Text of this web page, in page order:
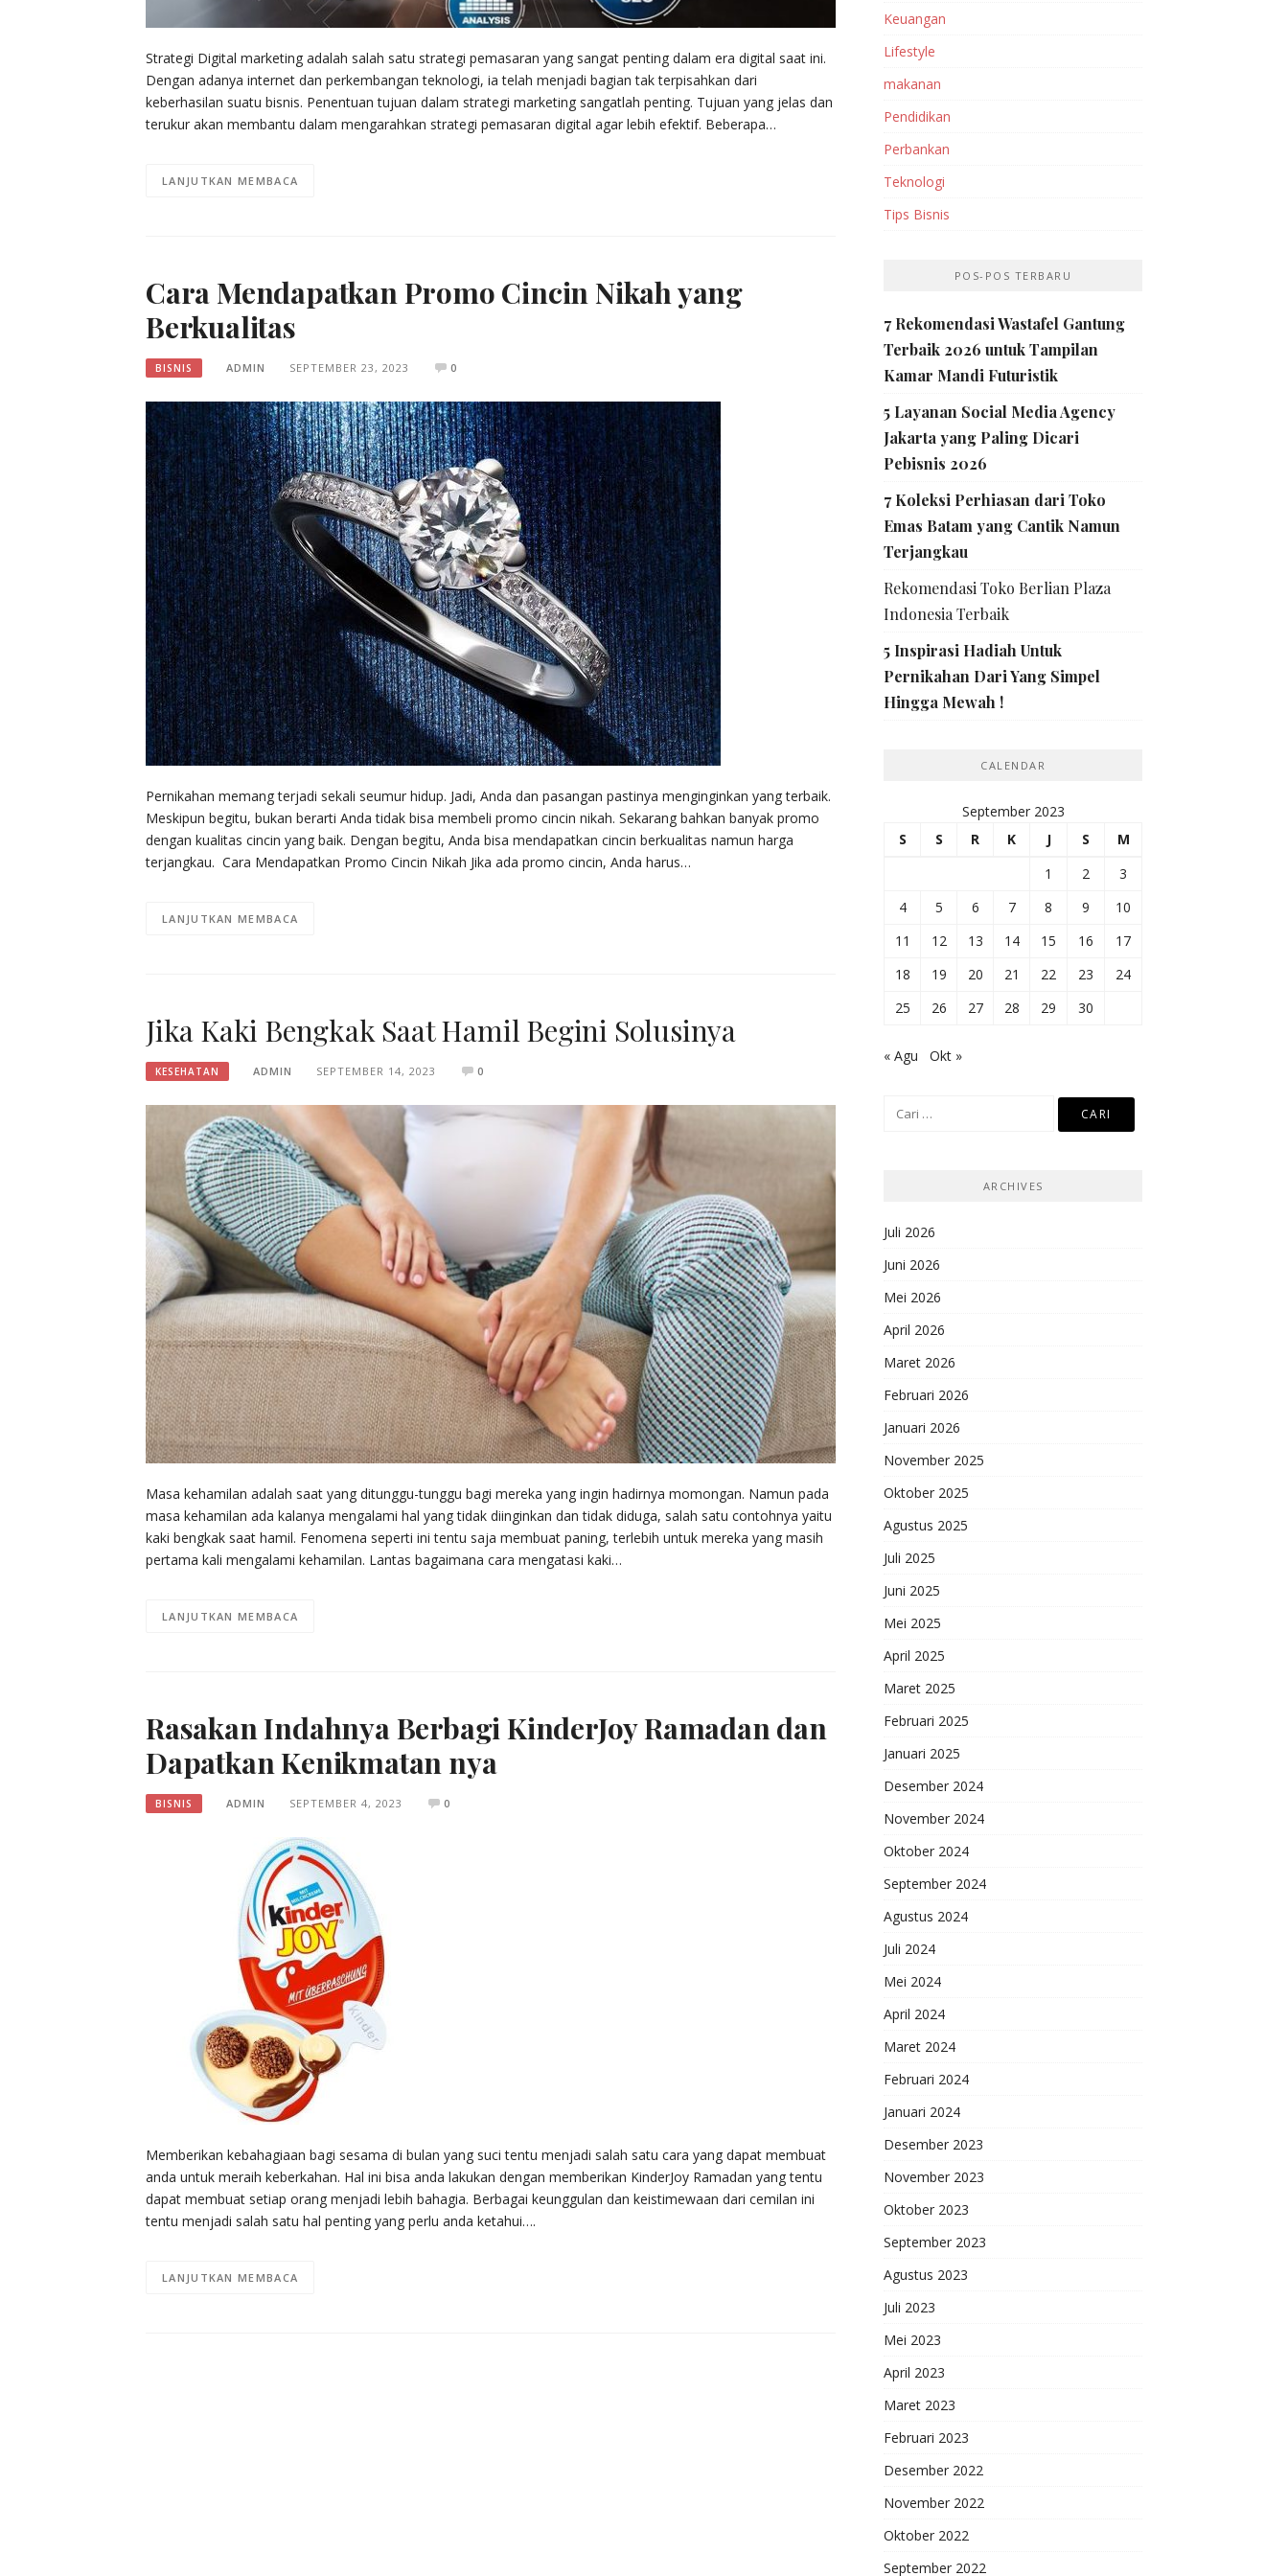
Strategi Digital marketing adalah salah satu strategi pemasaran yang sangat penting dalam era digital saat ini.
Dengan adanya internet dan perkembangan teknologi, ia telah menjadi bagian tak terpisahkan dari
keberhasilan suatu bisnis. Penentuan tujuan dalam strategi marketing sangatlah penting. Tujuan yang jelas dan
terukur akan membantu dalam mengarahkan strategi pemasaran digital agar lebih efektif. Beberapa…
LANJUTKAN MEMBACA
Cara Mendapatkan Promo Cincin Nikah yang
Berkualitas
BISNIS ADMIN SEPTEMBER 23, 2023 0
Pernikahan memang terjadi sekali seumur hidup. Jadi, Anda dan pasangan pastinya menginginkan yang terbaik.
Meskipun begitu, bukan berarti Anda tidak bisa membeli promo cincin nikah. Sekarang bahkan banyak promo
dengan kualitas cincin yang baik. Dengan begitu, Anda bisa mendapatkan cincin berkualitas namun harga
terjangkau. Cara Mendapatkan Promo Cincin Nikah Jika ada promo cincin, Anda harus…
LANJUTKAN MEMBACA
Jika Kaki Bengkak Saat Hamil Begini Solusinya
KESEHATAN ADMIN SEPTEMBER 14, 2023 0
Masa kehamilan adalah saat yang ditunggu-tunggu bagi mereka yang ingin hadirnya momongan. Namun pada
masa kehamilan ada kalanya mengalami hal yang tidak diinginkan dan tidak diduga, salah satu contohnya yaitu
kaki bengkak saat hamil. Fenomena seperti ini tentu saja membuat paning, terlebih untuk mereka yang masih
pertama kali mengalami kehamilan. Lantas bagaimana cara mengatasi kaki…
LANJUTKAN MEMBACA
Rasakan Indahnya Berbagi KinderJoy Ramadan dan
Dapatkan Kenikmatan nya
BISNIS ADMIN SEPTEMBER 4, 2023 0
Memberikan kebahagiaan bagi sesama di bulan yang suci tentu menjadi salah satu cara yang dapat membuat
anda untuk meraih keberkahan. Hal ini bisa anda lakukan dengan memberikan KinderJoy Ramadan yang tentu
dapat membuat setiap orang menjadi lebih bahagia. Berbagai keunggulan dan keistimewaan dari cemilan ini
tentu menjadi salah satu hal penting yang perlu anda ketahui….
LANJUTKAN MEMBACA
Keuangan
Lifestyle
makanan
Pendidikan
Perbankan‎
Teknologi
Tips Bisnis
POS-POS TERBARU
7 Rekomendasi Wastafel Gantung
Terbaik 2026 untuk Tampilan
Kamar Mandi Futuristik
5 Layanan Social Media Agency
Jakarta yang Paling Dicari
Pebisnis 2026
7 Koleksi Perhiasan dari Toko
Emas Batam yang Cantik Namun
Terjangkau
Rekomendasi Toko Berlian Plaza
Indonesia Terbaik
5 Inspirasi Hadiah Untuk
Pernikahan Dari Yang Simpel
Hingga Mewah !
CALENDAR
September 2023
S
S R K J S
M
1
2
3
4
5 6 7 8 9
10
11
12 13 14 15 16
17
18
19 20 21 22 23
24
25
26 27 28 29 30
« Agu Okt »
Cari
ARCHIVES
Juli 2026
Juni 2026
Mei 2026
April 2026
Maret 2026
Februari 2026
Januari 2026
November 2025
Oktober 2025
Agustus 2025
Juli 2025
Juni 2025
Mei 2025
April 2025
Maret 2025
Februari 2025
Januari 2025
Desember 2024
November 2024
Oktober 2024
September 2024
Agustus 2024
Juli 2024
Mei 2024
April 2024
Maret 2024
Februari 2024
Januari 2024
Desember 2023
November 2023
Oktober 2023
September 2023
Agustus 2023
Juli 2023
Mei 2023
April 2023
Maret 2023
Februari 2023
Desember 2022
November 2022
Oktober 2022
September 2022